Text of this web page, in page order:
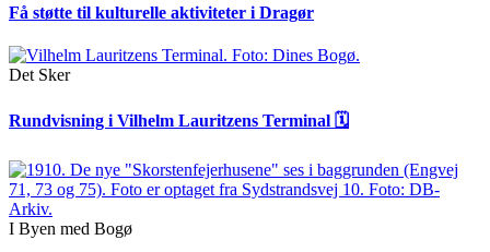
Få støtte til kulturelle aktiviteter i Dragør
Det Sker
Rundvisning i Vilhelm Lauritzens Terminal 🗓
I Byen med Bogø